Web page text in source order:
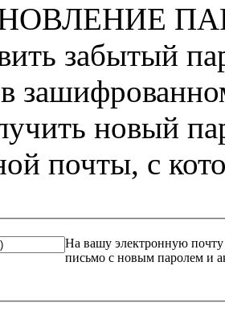
забытый
новый
почты, с
На вашу электронную почту
письмо с новым паролем и